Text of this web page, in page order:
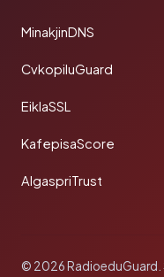
MinakjinDNS
CvkopiluGuard
EiklaSSL
KafepisaScore
AlgaspriTrust
© 2026 RadioeduGuard.